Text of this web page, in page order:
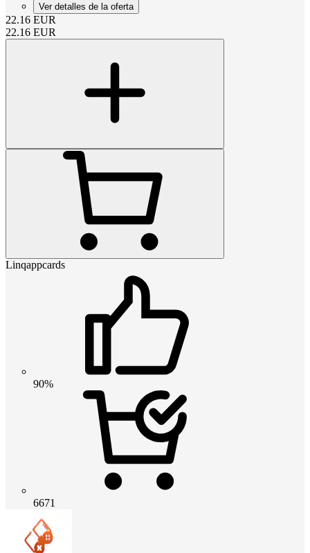
Ver detalles de la oferta
22.16 EUR
22.16 EUR
Linqappcards
90%
6671